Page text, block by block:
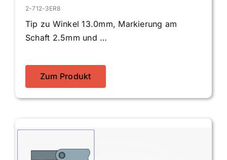
2-712-3ER8
Tip zu Winkel 13.0mm, Markierung am
Schaft 2.5mm und …
Zum Produkt